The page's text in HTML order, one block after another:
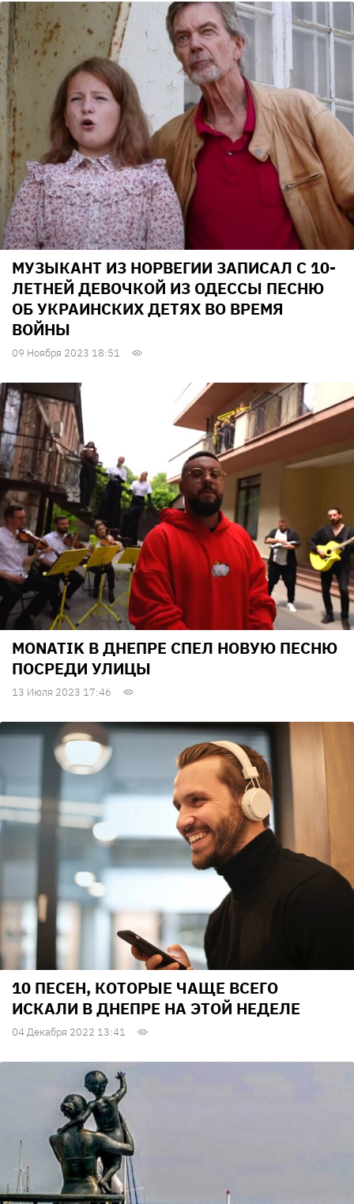
МУЗЫКАНТ ИЗ НОРВЕГИИ ЗАПИСАЛ С 10-
ЛЕТНЕЙ ДЕВОЧКОЙ ИЗ ОДЕССЫ ПЕСНЮ
ОБ УКРАИНСКИХ ДЕТЯХ ВО ВРЕМЯ
ВОЙНЫ
09 Ноября 2023 18:51
MONATIK В ДНЕПРЕ СПЕЛ НОВУЮ ПЕСНЮ
ПОСРЕДИ УЛИЦЫ
13 Июля 2023 17:46
10 ПЕСЕН, КОТОРЫЕ ЧАЩЕ ВСЕГО
ИСКАЛИ В ДНЕПРЕ НА ЭТОЙ НЕДЕЛЕ
04 Декабря 2022 13:41